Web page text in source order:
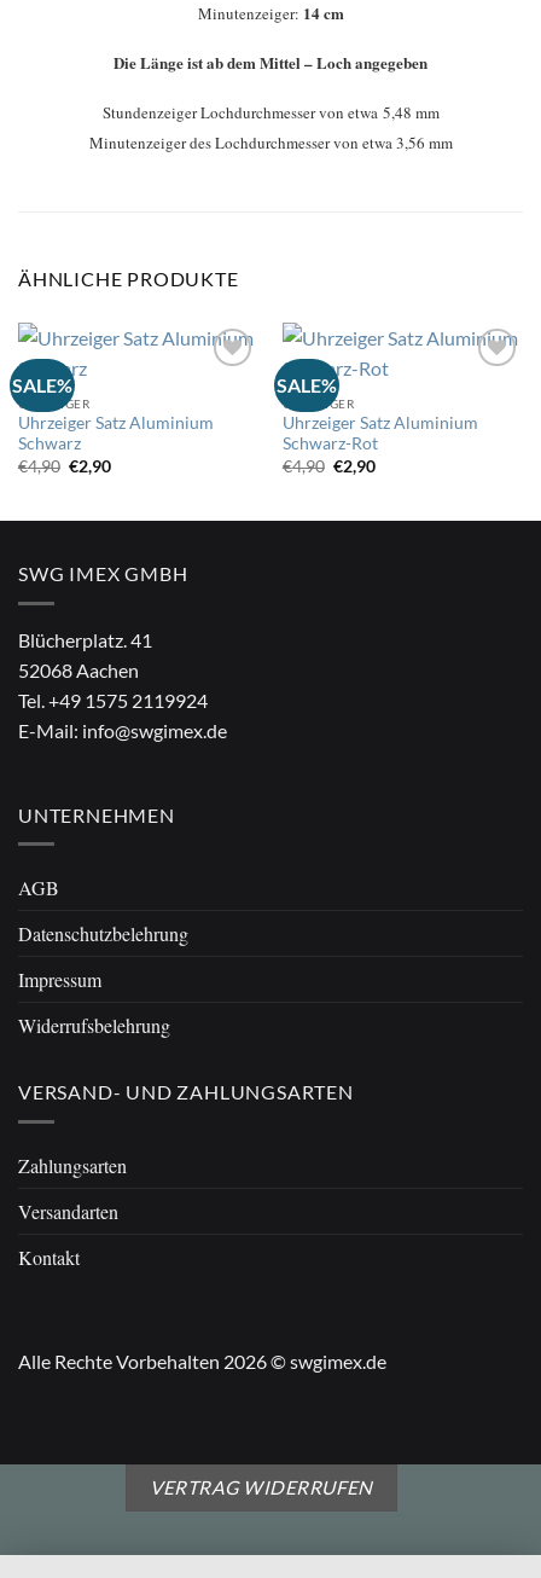
Minutenzeiger: 14 cm
Die Länge ist ab dem Mittel – Loch angegeben
Stundenzeiger Lochdurchmesser von etwa 5,48 mm
Minutenzeiger des Lochdurchmesser von etwa 3,56 mm
ÄHNLICHE PRODUKTE
SALE%
die
UHRZEIGER
Uhrzeiger Satz Aluminium
Schwarz
€4,90 Ursprünglicher
Preis
€2,90Aktueller
SALE%
die
UHRZEIGER
Uhrzeiger Satz Aluminium
Schwarz-Rot
€4,90 Ursprünglicher
Preis
€2,90Aktueller
SWG IMEX GMBH
Blücherplatz. 41
52068 Aachen
Tel.+49 1575 2119924
E-Mail: info@swgimex.de
UNTERNEHMEN
AGB
Datenschutzbelehrung
Impressum
Widerrufsbelehrung
VERSAND- UND ZAHLUNGSARTEN
Zahlungsarten
Versandarten
Kontakt
Alle Rechte Vorbehalten 2026 © swgimex.de
VERTRAG WIDERRUFEN